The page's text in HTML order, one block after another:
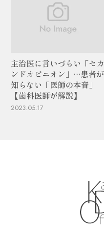
主治医に言いづらい「セカ
ンドオピニオン」…患者が
知らない「医師の本音」
【歯科医師が解説】
2023.05.17